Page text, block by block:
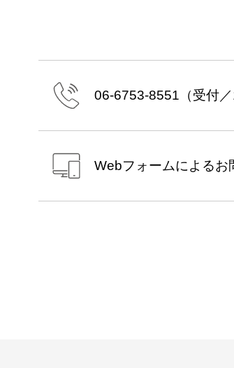
06-6753-8551 （受付
Webフォームによるお